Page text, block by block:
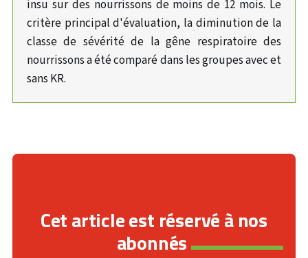
insu sur des nourrissons de moins de 12 mois. Le
critère principal d'évaluation, la diminution de la
classe de sévérité de la gêne respiratoire des
nourrissons a été comparé dans les groupes avec et
sans KR.
Cet article est réservé à nos
abonnés